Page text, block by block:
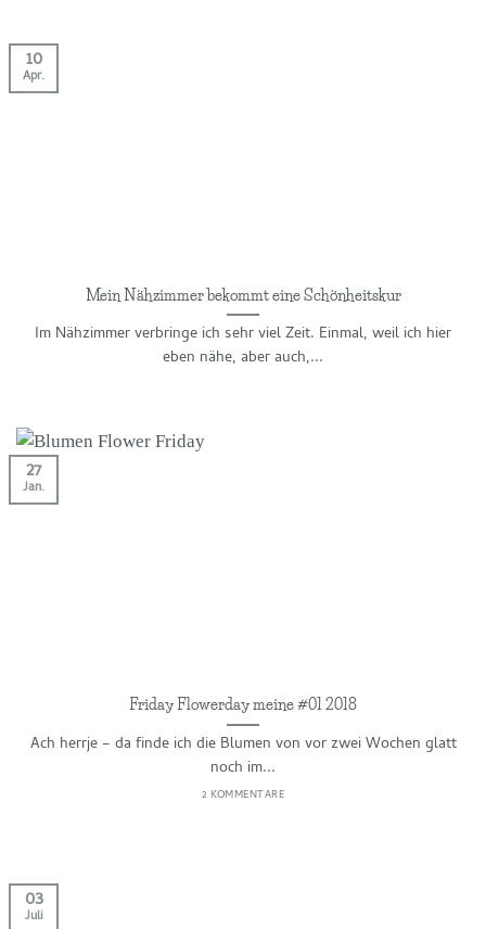
Mein Nähzimmer bekommt eine Schönheitskur
Im Nähzimmer verbringe ich sehr viel Zeit. Einmal, weil ich hier
eben nähe, aber auch,...
10
Apr.
Friday Flowerday meine #01 2018
Ach herrje – da finde ich die Blumen von vor zwei Wochen glatt
noch im...
2 KOMMENTARE
27
Jan.
03
Juli